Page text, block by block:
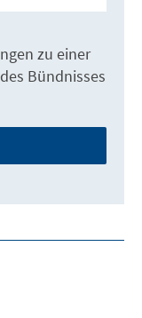
zu einer
Bündnisses